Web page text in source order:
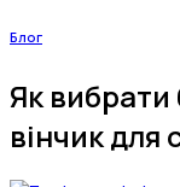
Блог
Як вибрати
вінчик для